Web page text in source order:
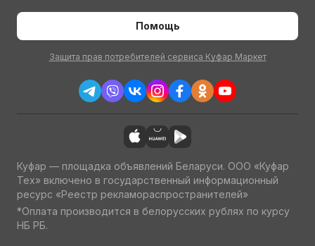
Помощь
Защита прав потребителей сервиса Куфар Маркет
Куфар — площадка объявлений Беларуси. ООО «Куфар
Тех» включено в государственный информационный
ресурс «Реестр рекламораспространителей»
*Оплата производится в белорусских рублях по курсу
НБ РБ.